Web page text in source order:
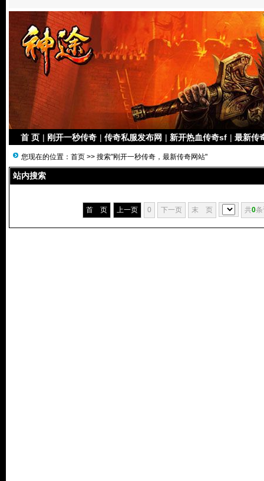
首 页 | 刚开一秒传奇 | 传奇私服发布网 | 新开热血传奇sf | 最新传
您现在的位置： 首页 >> 搜索"刚开一秒传奇，最新传奇网站"
站内搜索
首 页 上一页 0 下一页 末 页 共0